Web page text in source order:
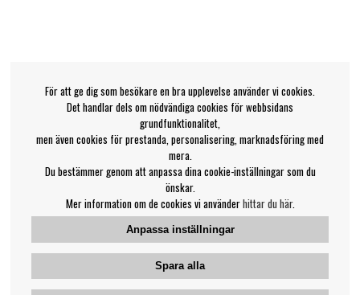
För att ge dig som besökare en bra upplevelse använder vi cookies.
Det handlar dels om nödvändiga cookies för webbsidans
grundfunktionalitet,
men även cookies för prestanda, personalisering, marknadsföring med
mera.
Du bestämmer genom att anpassa dina cookie-inställningar som du
önskar.
Mer information om de cookies vi använderhittar du här.
Anpassa inställningar
Spara alla